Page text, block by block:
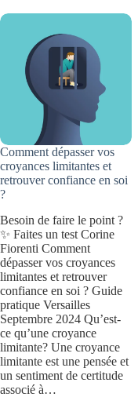
Comment dépasser vos
croyances limitantes et
retrouver confiance en soi
?
Besoin de faire le point ?
✨ Faites un test Corine
Fiorenti Comment
dépasser vos croyances
limitantes et retrouver
confiance en soi ? Guide
pratique Versailles
Septembre 2024 Qu’est-
ce qu’une croyance
limitante? Une croyance
limitante est une pensée et
un sentiment de certitude
associé à…